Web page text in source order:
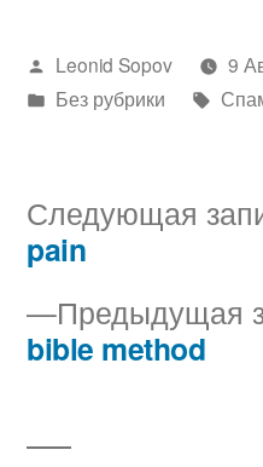
Написано
автором
Leonid Sopov
9
Написано
Без рубрики
Навигация
по
записям
Предыдущая
bible method
Следующая
pain